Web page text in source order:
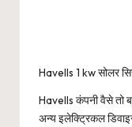
Havells 1 kw सोलर
Havells कंपनी वैसे तो
अन्य इलेक्ट्रिकल